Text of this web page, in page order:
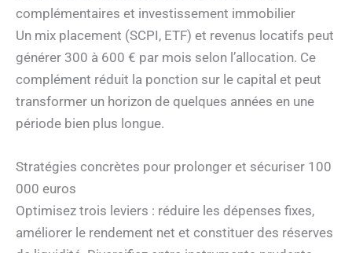
complémentaires et investissement immobilier
Un mix placement (SCPI, ETF) et revenus locatifs peut
générer 300 à 600 € par mois selon l’allocation. Ce
complément réduit la ponction sur le capital et peut
transformer un horizon de quelques années en une
période bien plus longue.
Stratégies concrètes pour prolonger et sécuriser 100
000 euros
Optimisez trois leviers : réduire les dépenses fixes,
améliorer le rendement net et constituer des réserves